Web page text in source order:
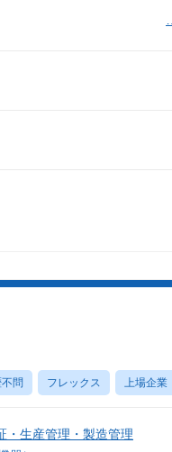
問 フレックス 上場企業
・生産管理・製造管理